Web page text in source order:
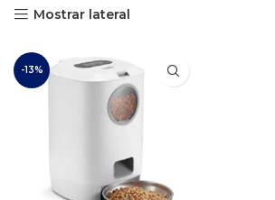
Mostrar lateral
-13%